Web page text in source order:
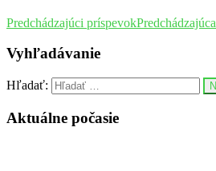
Predchádzajúci príspevokPredchádzajúca
Vyhľadávanie
Hľadať:
Aktuálne počasie